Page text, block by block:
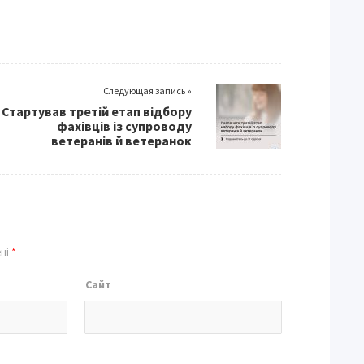
Следующая запись »
Стартував третій етап відбору
фахівців із супроводу
ветеранів й ветеранок
*
Сайт